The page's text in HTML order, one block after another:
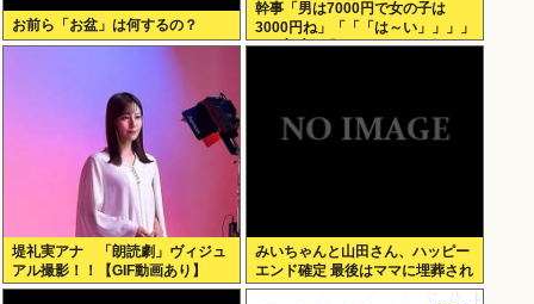
お前ら「お盆」は何するの？
幹事「男は7000円で女の子は
3000円ね」「「「は～い」」」」
（ヽ´ん`）「あ？ ちょっと待て
堤礼実アナ 「朗読劇」ヴィジュ
アル撮影！！【GIF動画あり】
みいちゃんと山田さん、ハッピー
エンド確定 最後はママに埋葬され
る